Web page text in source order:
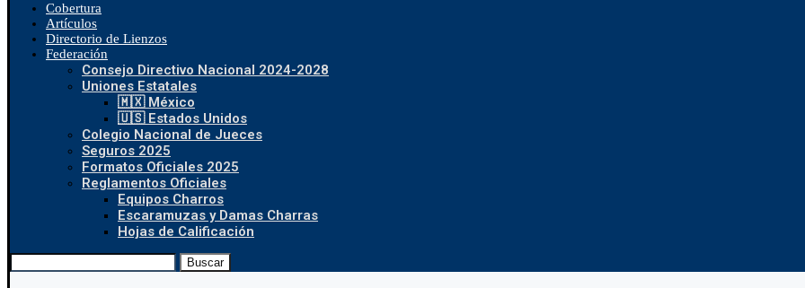
Cobertura
Artículos
Directorio de Lienzos
Federación
Consejo Directivo Nacional 2024-2028
Uniones Estatales
🇲🇽 México
🇺🇸 Estados Unidos
Colegio Nacional de Jueces
Seguros 2025
Formatos Oficiales 2025
Reglamentos Oficiales
Equipos Charros
Escaramuzas y Damas Charras
Hojas de Calificación
Buscar